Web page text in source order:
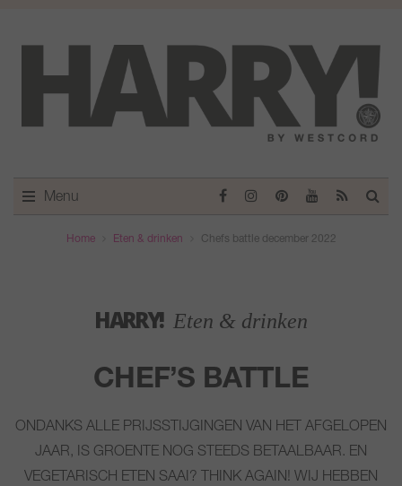
Menu
Home Eten & drinken Chefs battle december 2022
HARRY! Eten & drinken
CHEF’S BATTLE
ONDANKS ALLE PRIJSSTIJGINGEN VAN HET AFGELOPEN
JAAR, IS GROENTE NOG STEEDS BETAALBAAR. EN
VEGETARISCH ETEN SAAI? THINK AGAIN! WIJ HEBBEN